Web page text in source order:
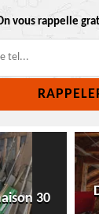
vous rappelle
30